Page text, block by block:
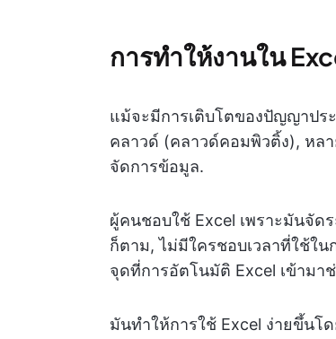
การทำให้งานใน
แม้จะมีการเติบโตของปัญญาป
คลาวด์ (คลาวด์คอมพิวติ้ง), หล
จัดการข้อมูล.
ผู้คนชอบใช้ Excel เพราะมันจัด
ก็ตาม, ไม่มีใครชอบเวลาที่ใช้ใ
จุดที่การอัตโนมัติ Excel เข้ามา
มันทำให้การใช้ Excel ง่ายขึ้นโ